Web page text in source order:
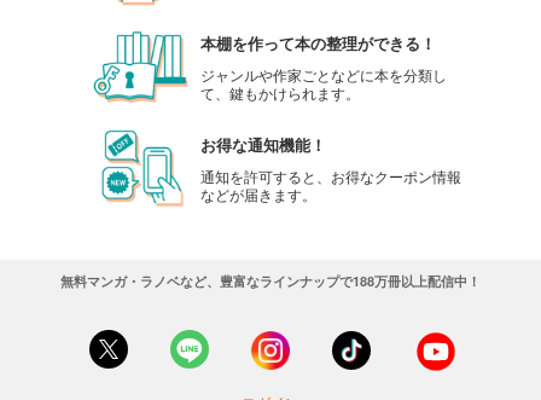
本棚を作って本の整理ができる！
ジャンルや作家ごとなどに本を分類し
て、鍵もかけられます。
お得な通知機能！
通知を許可すると、お得なクーポン情報
などが届きます。
無料マンガ・ラノベなど、豊富なラインナップで188万冊以上配信中！